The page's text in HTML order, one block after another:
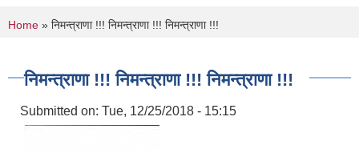
You are here
Home » निमन्त्राणा !!! निमन्त्राणा !!! निमन्त्राणा !!!
निमन्त्राणा !!! निमन्त्राणा !!! निमन्त्राणा !!!
Submitted on: Tue, 12/25/2018 - 15:15